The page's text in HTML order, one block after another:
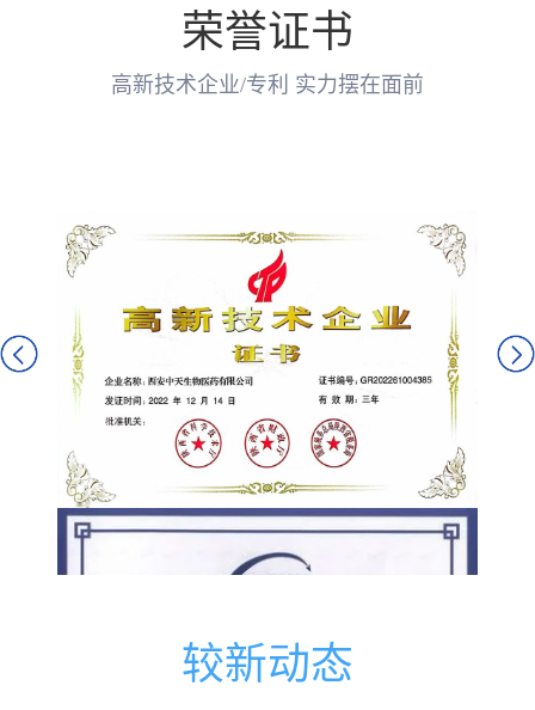
荣誉证书
高新技术企业/专利 实力摆在面前
较新动态